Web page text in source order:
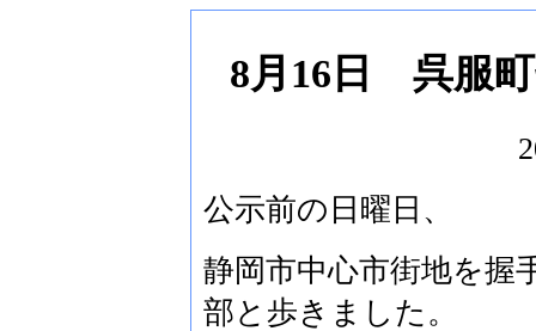
8月16日 呉服
公示前の日曜日、
静岡市中心市街地を握
部と歩きました。